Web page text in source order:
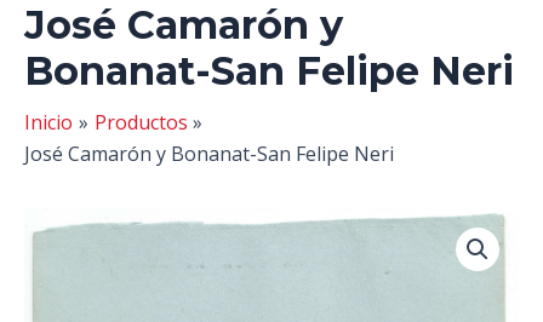
José Camarón y
Bonanat-San Felipe Neri
Inicio
Productos
José Camarón y Bonanat-San Felipe Neri